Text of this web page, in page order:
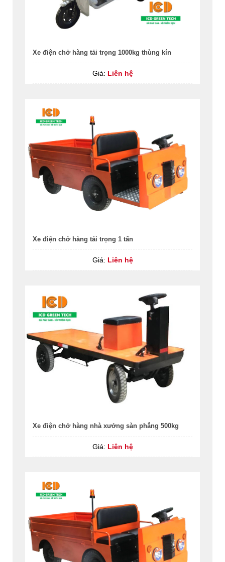
Xe điện chở hàng tải trọng 1000kg thùng kín
Giá: Liên hệ
Xe điện chở hàng tải trọng 1 tấn
Giá: Liên hệ
Xe điện chở hàng nhà xưởng sàn phẳng 500kg
Giá: Liên hệ